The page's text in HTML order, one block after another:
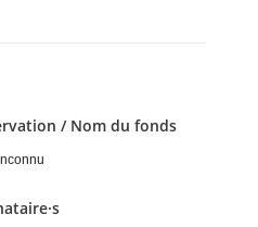
/ Nom du fonds